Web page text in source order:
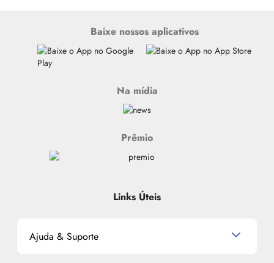
Baixe nossos aplicativos
Na mídia
Prêmio
Links Úteis
Ajuda & Suporte